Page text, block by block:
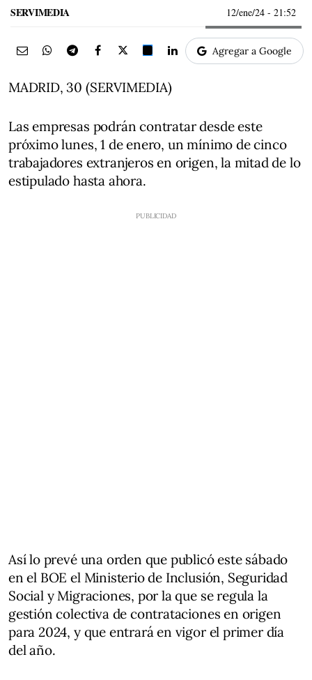
SERVIMEDIA 12/ene/24 - 21:52
Agregar a Google
MADRID, 30 (SERVIMEDIA)
Las empresas podrán contratar desde este
próximo lunes, 1 de enero, un mínimo de cinco
trabajadores extranjeros en origen, la mitad de lo
estipulado hasta ahora.
Así lo prevé una orden que publicó este sábado
en el BOE el Ministerio de Inclusión, Seguridad
Social y Migraciones, por la que se regula la
gestión colectiva de contrataciones en origen
para 2024, y que entrará en vigor el primer día
del año.